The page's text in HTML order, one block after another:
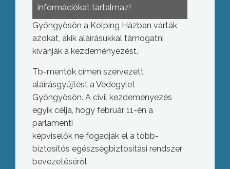
információkat tartalmaz!
Gyöngyösön a Kolping Házban várták
azokat, akik aláírásukkal támogatni
kívánják a kezdeményezést.
Tb-mentők címen szervezett
aláírásgyűjtést a Védegylet
Gyöngyösön. A civil kezdeményezés
egyik célja, hogy február 11-én a
parlamenti
képviselők ne fogadják el a több-
biztosítós egészségbiztosítási rendszer
bevezetéséről